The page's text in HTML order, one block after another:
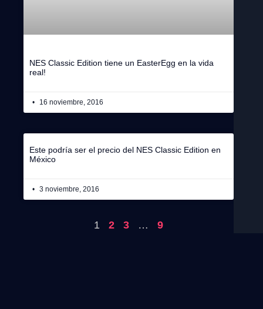
NES Classic Edition tiene un EasterEgg en la vida
real!
16 noviembre, 2016
Este podría ser el precio del NES Classic Edition en
México
3 noviembre, 2016
1 2 3 … 9